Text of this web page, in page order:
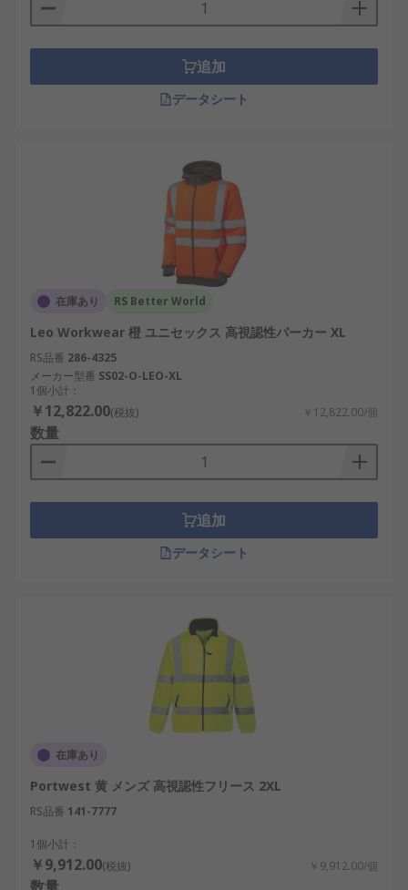
追加
データシート
在庫あり RS Better World
Leo Workwear 橙 ユニセックス 高視認性パーカー XL
RS品番 286-4325
メーカー型番 SS02-O-LEO-XL
1個小計：
￥12,822.00(税抜) ￥12,822.00/個
数量
追加
データシート
在庫あり
Portwest 黄 メンズ 高視認性フリース 2XL
RS品番 141-7777
1個小計：
￥9,912.00(税抜) ￥9,912.00/個